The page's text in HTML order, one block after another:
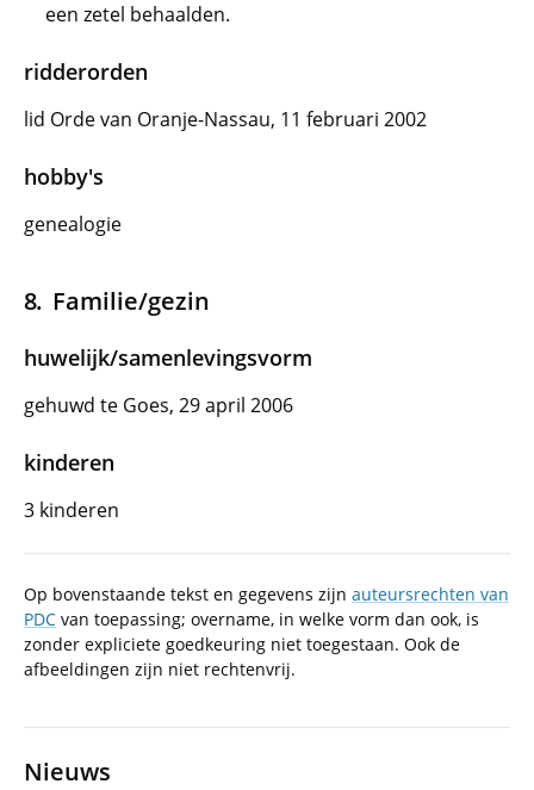
een zetel behaalden.
ridderorden
lid Orde van Oranje-Nassau, 11 februari 2002
hobby's
genealogie
Familie/gezin
huwelijk/samenlevingsvorm
gehuwd te Goes, 29 april 2006
kinderen
3 kinderen
Op bovenstaande tekst en gegevens zijn auteursrechten van
PDC van toepassing; overname, in welke vorm dan ook, is
zonder expliciete goedkeuring niet toegestaan. Ook de
afbeeldingen zijn niet rechtenvrij.
Nieuws